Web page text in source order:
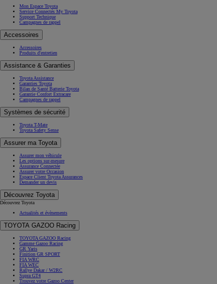
Mon Espace Toyota
Service Connectés My Toyota
Support Technique
Campagnes de rappel
Accessoires
Accessoires
Produits d'entretien
Assistance & Garanties
Toyota Assistance
Garanties Toyota
Bilan de Santé Batterie Toyota
Garantie Confort Extracare
Campagnes de rappel
Systèmes de sécurité
Toyota T-Mate
Toyota Safety Sense
Assurer ma Toyota
Assurer mon véhicule
Les options sur-mesure
Assurance Connectée
Assurer votre Occasion
Espace Client Toyota Assurances
Demander un devis
Découvrez Toyota
Découvrez Toyota
Actualités et évènements
TOYOTA GAZOO Racing
TOYOTA GAZOO Racing
Gamme Gazoo Racing
GR Yaris
Finition GR SPORT
FIA WRC
FIA WEC
Rallye Dakar / W2RC
Supra GT4
Trouvez votre Gazoo Center